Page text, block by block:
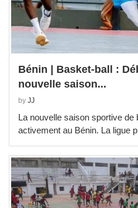
Bénin | Basket-ball :
nouvelle saison...
by JJ
La nouvelle saison sportive de
activement au Bénin. La ligue